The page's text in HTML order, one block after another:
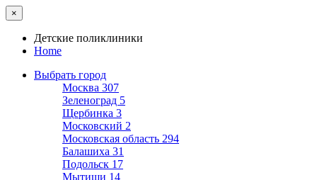
×
Детские поликлиники
Home
Выбрать город
Москва 307
Зеленоград 5
Щербинка 3
Московский 2
Московская область 294
Балашиха 31
Подольск 17
Мытищи 14